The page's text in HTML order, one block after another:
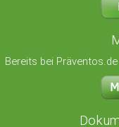
Bereits bei